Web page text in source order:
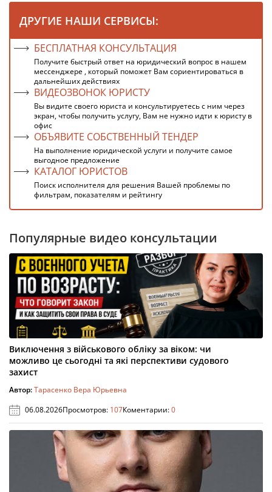
ДРУГИЕ НАШИ СЕРВИСЫ:
БЕСПЛАТНАЯ КОНСУЛЬТАЦИЯ
Получите быстрый ответ на юридический вопрос в нашем
мессенджере , который поможет Вам сориентироваться в
дальнейших действиях
ВИДЕОЗВОНОК ЮРИСТУ
Вы видите своего юриста и консультируетесь с ним через
экран, чтобы получить услугу, Вам не нужно идти к юристу в
офис
ОБЪЯВИТЕ СОБСТВЕННЫЙ ТЕНДЕР
На выполнение юридической услуги и получите самое
выгодное предложение
КАТАЛОГ ЮРИСТОВ
Поиск исполнителя для решения Вашей проблемы по
фильтрам, показателям и рейтингу
Популярные видео консультации
Виключення з військового обліку за віком: чи
можливо це сьогодні та які перспективи судового
захист
Автор:Тарасенко Вера Юрьевна
06.08.2026Просмотров: 107Коментарии:0